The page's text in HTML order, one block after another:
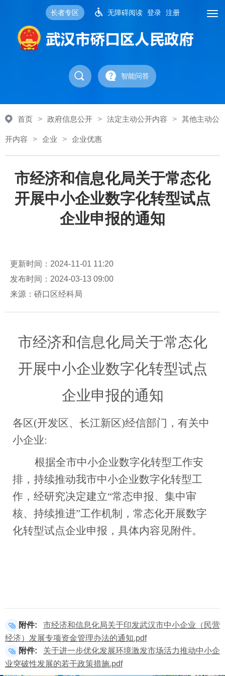
长者专区 无障碍阅读 登录 注册
智能问答
首页 > 政府信息公开 > 法定主动公开内容 > 其他主动公
开内容 > 企业 > 企业优惠
市经济和信息化局关于常态化
开展中小企业数字化转型试点
企业申报的通知
更新时间：2024-11-01 11:20
发布时间：2024-03-13 09:00
来源：硚口区经科局
市经济和信息化局关于常态化
开展中小企业数字化转型试点
企业申报的通知
各区(开发区、长江新区)经信部门，有关中
小企业:
根据全市中小企业数字化转型工作安
排，持续推动我市中小企业数字化转型工
作，经研究决定建立“常态申报、集中审
核、持续推进”工作机制，常态化开展数字
化转型试点企业申报，具体内容见附件。
附件:
市经济和信息化局关于印发武汉市中小企业（民营
经济）发展专项资金管理办法的通知.pdf
附件:
关于进一步优化发展环境激发市场活力推动中小企
业突破性发展的若干政策措施.pdf